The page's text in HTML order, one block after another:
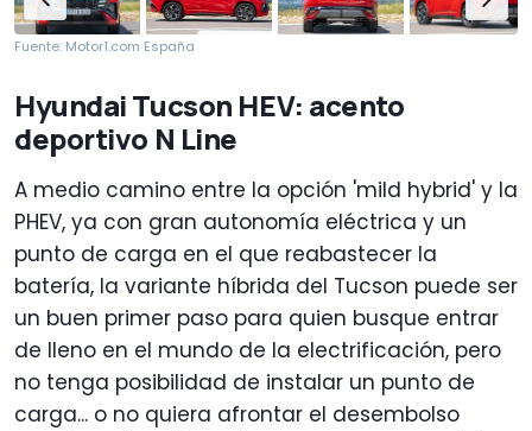
Fuente: Motor1.com España
Hyundai Tucson HEV: acento
deportivo N Line
A medio camino entre la opción 'mild hybrid' y la
PHEV, ya con gran autonomía eléctrica y un
punto de carga en el que reabastecer la
batería, la variante híbrida del Tucson puede ser
un buen primer paso para quien busque entrar
de lleno en el mundo de la electrificación, pero
no tenga posibilidad de instalar un punto de
carga... o no quiera afrontar el desembolso